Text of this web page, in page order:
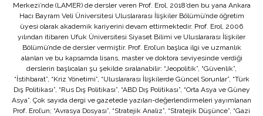
Merkezi’nde (LAMER) de dersler veren Prof. Erol, 2018’den bu yana Ankara
Hacı Bayram Veli Üniversitesi Uluslararası İlişkiler Bölümü’nde öğretim
üyesi olarak akademik kariyerini devam ettirmektedir. Prof. Erol, 2006
yılından itibaren Ufuk Üniversitesi Siyaset Bilimi ve Uluslararası İlişkiler
Bölümü’nde de dersler vermiştir. Prof. Erol’un başlıca ilgi ve uzmanlık
alanları ve bu kapsamda lisans, master ve doktora seviyesinde verdiği
derslerin başlıcaları şu şekilde sıralanabilir: “Jeopolitik”, “Güvenlik”,
“İstihbarat”, “Kriz Yönetimi”, “Uluslararası İlişkilerde Güncel Sorunlar”, “Türk
Dış Politikası”, “Rus Dış Politikası”, “ABD Dış Politikası”, “Orta Asya ve Güney
Asya”. Çok sayıda dergi ve gazetede yazıları-değerlendirmeleri yayımlanan
Prof. Erol’un; “Avrasya Dosyası”, “Stratejik Analiz”, “Stratejik Düşünce”, “Gazi